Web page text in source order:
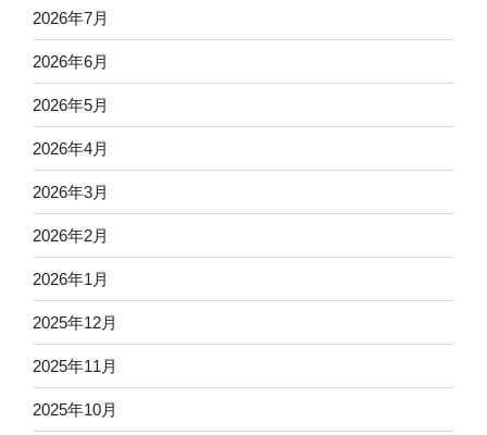
2026年7月
2026年6月
2026年5月
2026年4月
2026年3月
2026年2月
2026年1月
2025年12月
2025年11月
2025年10月